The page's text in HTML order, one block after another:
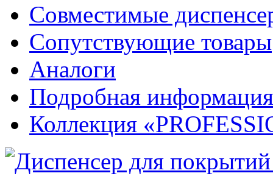
Совместимые
Сопутствующие товары
Аналоги
Подробная информация
Коллекция